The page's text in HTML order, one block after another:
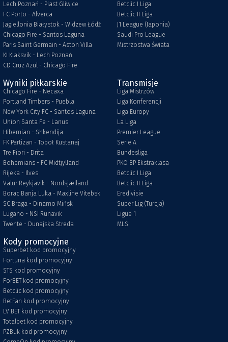
Lech Poznań - Piast Gliwice
FC Porto - Alverca
Jagiellonia Białystok - Widzew Łódź
Chicago Fire - Santos Laguna
Paris Saint Germain - Aston Villa
KI Klaksvik - Lech Poznań
CD Cruz Azul - Chicago Fire
Betclic I Liga
Betclic II Liga
J1 League (Japonia)
Saudi Pro League
Mistrzostwa Świata
Wyniki piłkarskie
Chicago Fire - Necaxa
Portland Timbers - Puebla
New York City FC - Santos Laguna
Union Santa Fe - Lanus
Hibernian - Shkendija
FK Partizan - Toboł Kustanaj
Tre Fiori - Drita
Bohemians - FC Midtjylland
Rijeka - Ilves
Valur Reykjavik - Nordsjælland
Borac Banja Luka - Maxline Vitebsk
SC Braga - Dinamo Mińsk
Lugano - NSI Runavik
Twente - Dunajska Streda
Transmisje
Liga Mistrzów
Liga Konferencji
Liga Europy
La Liga
Premier League
Serie A
Bundesliga
PKO BP Ekstraklasa
Betclic I Liga
Betclic II Liga
Eredivisie
Super Lig (Turcja)
Ligue 1
MLS
Kody promocyjne
Superbet kod promocyjny
Fortuna kod promocyjny
STS kod promocyjny
ForBET kod promocyjny
Betclic kod promocyjny
BetFan kod promocyjny
LV BET kod promocyjny
Totalbet kod promocyjny
PZBuk kod promocyjny